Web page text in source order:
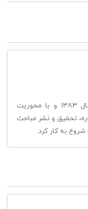
TMBA به شماره ثبت 237808 در سال 1383 و با محوریت
تحقیق و نشر مباحث